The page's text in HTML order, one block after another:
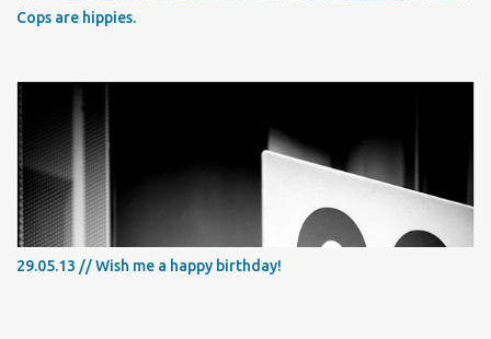
Cops are hippies.
29.05.13 // Wish me a happy birthday!